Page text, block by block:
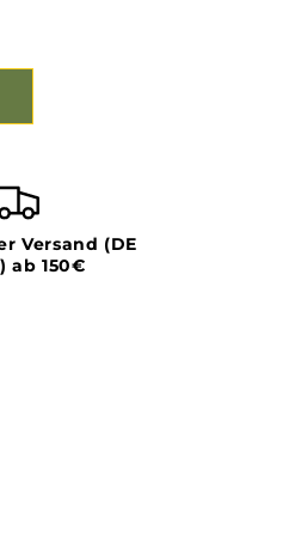
Versand (DE
ab 150€